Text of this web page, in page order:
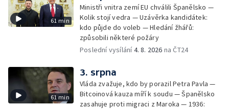
61 min
Ministři vnitra zemí EU chválili Španělsko —
Kolik stojí vedra — Uzávěrka kandidátek:
kdo půjde do voleb — Hledání žhářů:
způsobili některé požáry
Poslední vysílání4. 8. 2026 na ČT24
61 min
3. srpna
Vláda zvažuje, kdo by porazil Petra Pavla —
Bitcoinová kauza míří k soudu — Španělsko
zasahuje proti migraci z Maroka — 1936: